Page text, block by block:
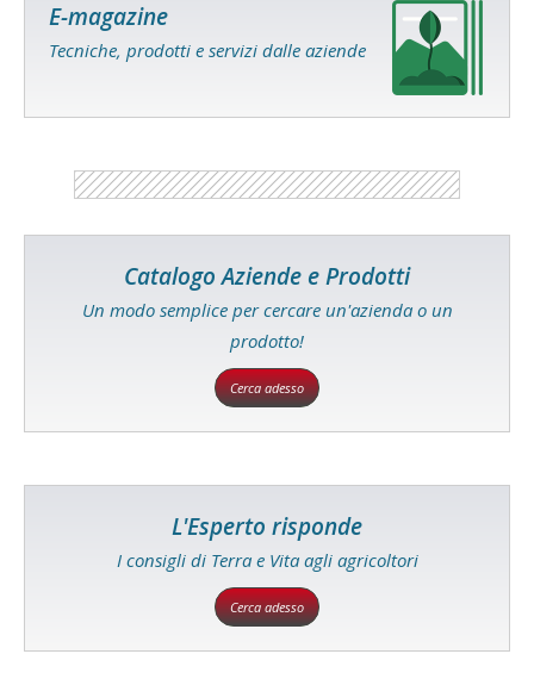
E-magazine
Tecniche, prodotti e servizi dalle aziende
Catalogo Aziende e Prodotti
Un modo semplice per cercare un'azienda o un
prodotto!
Cerca adesso
L'Esperto risponde
I consigli di Terra e Vita agli agricoltori
Cerca adesso